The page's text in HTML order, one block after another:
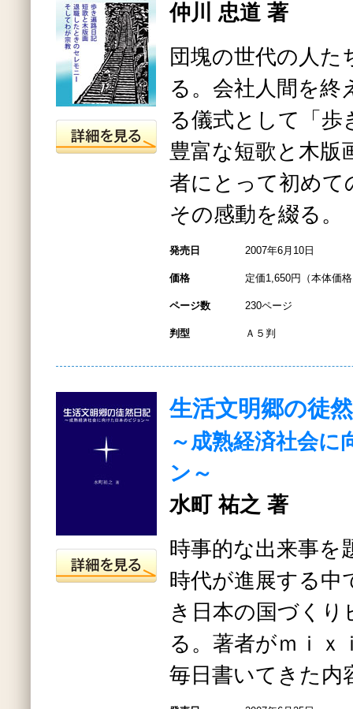
仲川 忠道 著
団塊の世代の人た
る。会社人間を終
る儀式として「歩
豊富な短歌と木版
者にとって初めて
その感動を綴る。
発売日 2007年6月10日
価格 定価1,650円（本体価
ページ数 230ページ
判型 Ａ５判
生活文明郷の徒
～成熟経済社会に
ン～
水町 祐之 著
時事的な出来事を
時代が進展する中
き日本の国づく
る。著者がｍｉｘ
毎日書いてきた内